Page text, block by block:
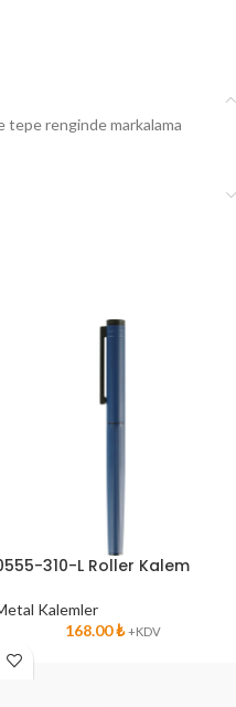
tepe renginde markalama
310-L Roller Kalem
Kalemler
168.00₺ +KDV